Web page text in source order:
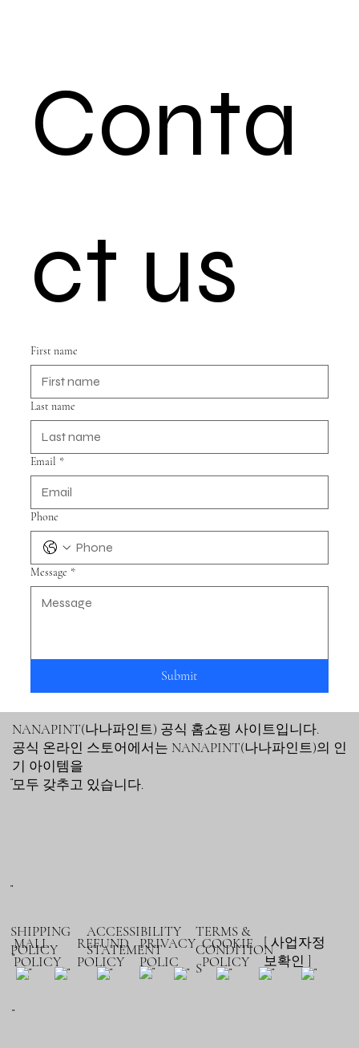
Conta
ct us
First name
Last name
Email *
Phone
Message *
Submit
"
NANAPINT(나나파인트) 공식 홈쇼핑 사이트입니다.
공식 온라인 스토어에서는 NANAPINT(나나파인트)의 인
기 아이템을
모두 갖추고 있습니다.
"
"
REFUND
POLICY
SHIPPING
POLICY
PRIVACY
POLIC
TERMS &
CONDITION
S
COOKIE
POLICY
MALL
POLICY
[ 사업자정
보확인 ]
ACCESSIBILITY
STATEMENT
"